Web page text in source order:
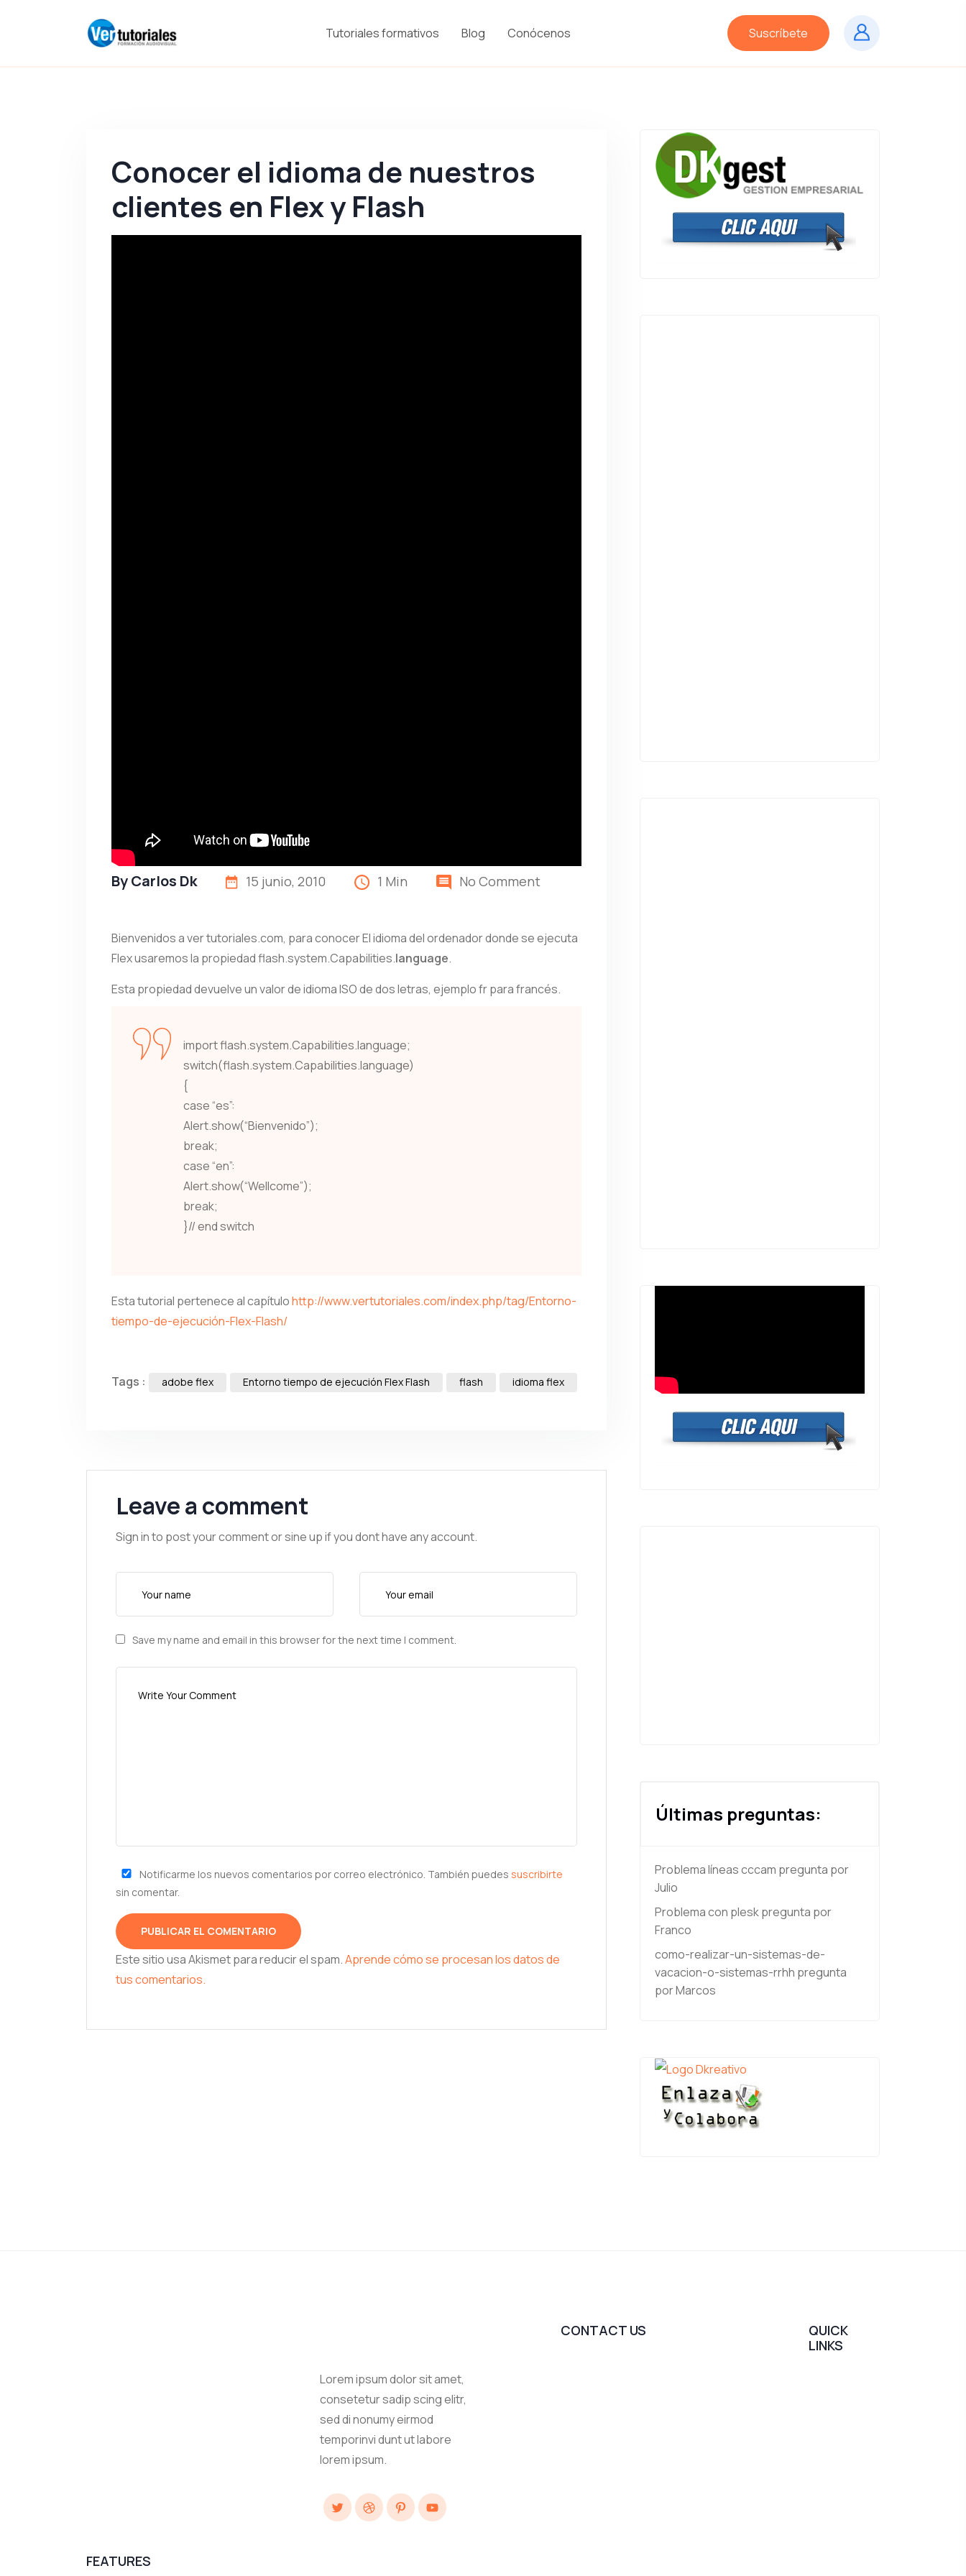
Tutoriales formativos Blog Conócenos Suscríbete
Conocer el idioma de nuestros
clientes en Flex y Flash
ByCarlos Dk 15 junio, 2010 1 Min No Comment
Bienvenidos a ver tutoriales.com, para conocer El idioma del ordenador donde se ejecuta
Flex usaremos la propiedad flash.system.Capabilities.language.
Esta propiedad devuelve un valor de idioma ISO de dos letras, ejemplo fr para francés.
import flash.system.Capabilities.language;
switch(flash.system.Capabilities.language)
{
case “es”:
Alert.show(“Bienvenido”);
break;
case “en”:
Alert.show(“Wellcome”);
break;
}// end switch
Esta tutorial pertenece al capítulohttp://www.vertutoriales.com/index.php/tag/Entorno-
tiempo-de-ejecución-Flex-Flash/
Tags : adobe flex Entorno tiempo de ejecución Flex Flash flash idioma flex
Leave a comment
Sign in to post your comment or sine up if you dont have any account.
Save my name and email in this browser for the next time I comment.
Notificarme los nuevos comentarios por correo electrónico. También puedes suscribirte
sin comentar.
Este sitio usa Akismet para reducir el spam.Aprende cómo se procesan los datos de
tus comentarios.
Últimas preguntas:
Problema líneas cccam pregunta por
Julio
Problema con pleskpregunta por
Franco
como-realizar-un-sistemas-de-
vacacion-o-sistemas-rrhh pregunta
por Marcos
Lorem ipsum dolor sit amet,
consetetur sadip scing elitr,
sed di nonumy eirmod
temporinvi dunt ut labore
lorem ipsum.
TwitterDribbblePinterestYouTube
CONTACT US
QUICK
LINKS
FEATURES